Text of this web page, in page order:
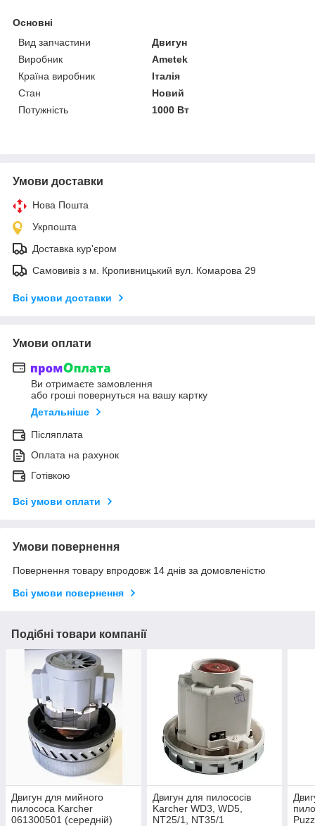
Основні
Вид запчастини
Двигун
Виробник
Ametek
Країна виробник
Італія
Стан
Новий
Потужність
1000 Вт
Умови доставки
Нова Пошта
Укрпошта
Доставка кур'єром
Самовивіз з м. Кропивницький вул. Комарова 29
Всі умови доставки
Умови оплати
Ви отримаєте замовлення
або гроші повернуться на вашу картку
Детальніше
Післяплата
Оплата на рахунок
Готівкою
Всі умови оплати
Умови повернення
Повернення товару впродовж 14 днів за домовленістю
Всі умови повернення
Подібні товари компанії
Двигун для мийного
пилососа Karcher
061300501 (середній)
Двигун для пилососів
Karcher WD3, WD5,
NT25/1, NT35/1